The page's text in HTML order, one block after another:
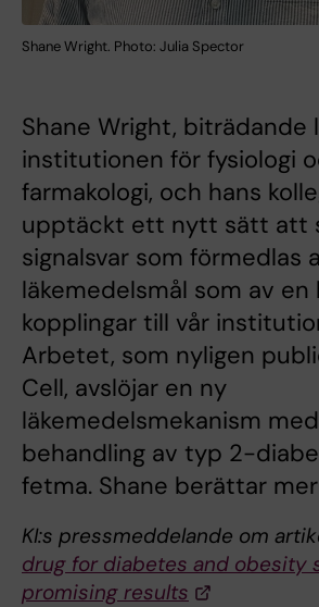
Shane Wright. Photo: Julia Spector
Shane Wright, biträdande
institutionen för fysiologi
farmakologi, och hans
upptäckt ett nytt sätt att
signalsvar som förmedlas
läkemedelsmål som av en
kopplingar till vår
Arbetet, som nyligen
Cell, avslöjar en ny
läkemedelsmekanism
behandling av typ 2-
fetma. Shane berättar
KI:s pressmeddelande om
drug for diabetes and obesity
promising results